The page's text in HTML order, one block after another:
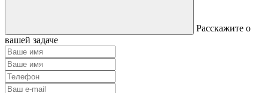
Расскажите о
вашей задаче